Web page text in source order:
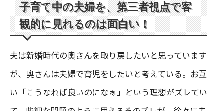
子育て中の夫婦を、第三者視点で客
観的に見れるのは面白い！
夫は新婚時代の奥さんを取り戻したいと思っています
が、奥さんは夫婦で育児をしたいと考えている。お互
い「こうなれば良いのになぁ」という理想がズレてい